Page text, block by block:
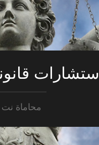
استشارات
محاماة نت